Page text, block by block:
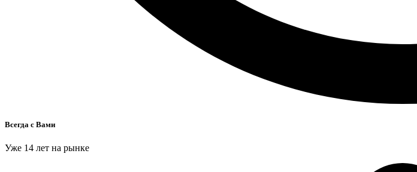
Всегда с Вами
Уже 14 лет на рынке